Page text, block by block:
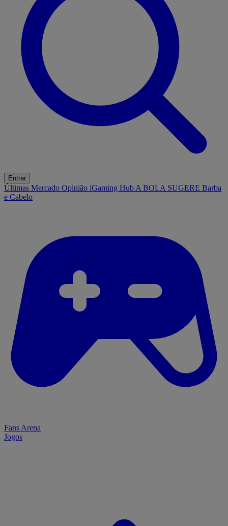
Entrar
Últimas Mercado Opinião iGaming Hub A BOLA SUGERE Barba
e Cabelo
Fans Arena
Jogos